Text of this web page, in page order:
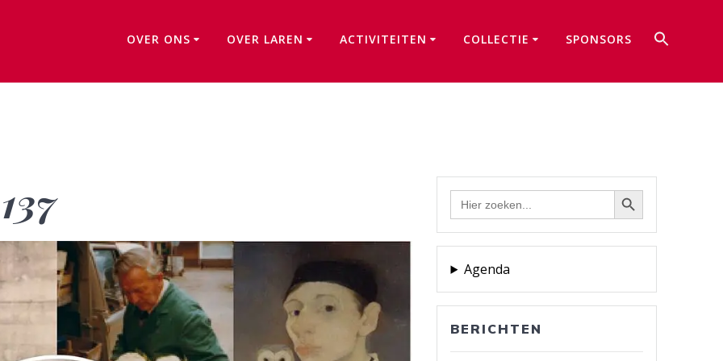
OVER ONS OVER LAREN ACTIVITEITEN COLLECTIE SPONSORS
Zoek
naar:
Zoekknop
Agenda
BERICHTEN